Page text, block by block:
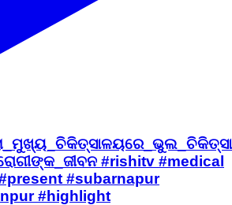
#rishitv #medical
#subarnapur
#highlight